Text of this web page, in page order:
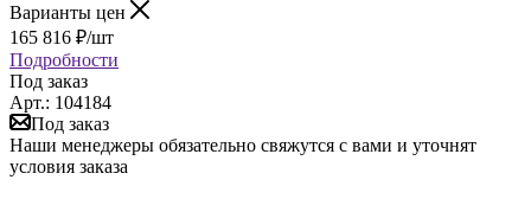
Варианты цен
165 816 ₽/шт
Подробности
Под заказ
Арт.: 104184
Под заказ
Наши менеджеры обязательно свяжутся с вами и уточнят
условия заказа